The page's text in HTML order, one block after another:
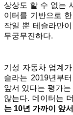
상상도 할 수 없는
이터를 기반으로
작일 뿐 테슬라만
무궁무진하다.
기성 자동차 업계
슬라는 2019년부
앞서 있다는 평가
않는다. 데이터는
는 10년 가까이 앞